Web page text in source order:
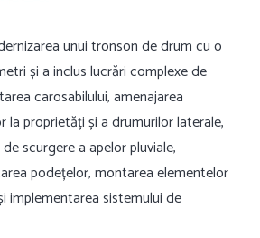
unui tronson de drum cu o
și a inclus lucrări complexe de
carosabilului, amenajarea
la proprietăți și a drumurilor laterale,
scurgere a apelor pluviale,
podețelor, montarea elementelor
implementarea sistemului de